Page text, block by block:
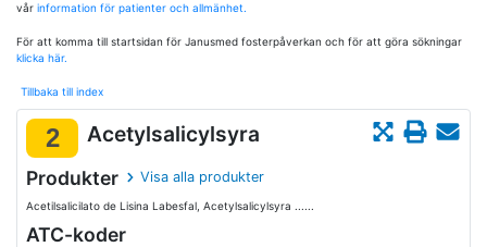
vår information för patienter och allmänhet.
För att komma till startsidan för Janusmed fosterpåverkan och för att göra sökningar
klicka här.
Tillbaka till index
2 Acetylsalicylsyra
Produkter Visa alla produkter
Acetilsalicilato de Lisina Labesfal, Acetylsalicylsyra ......
ATC-koder